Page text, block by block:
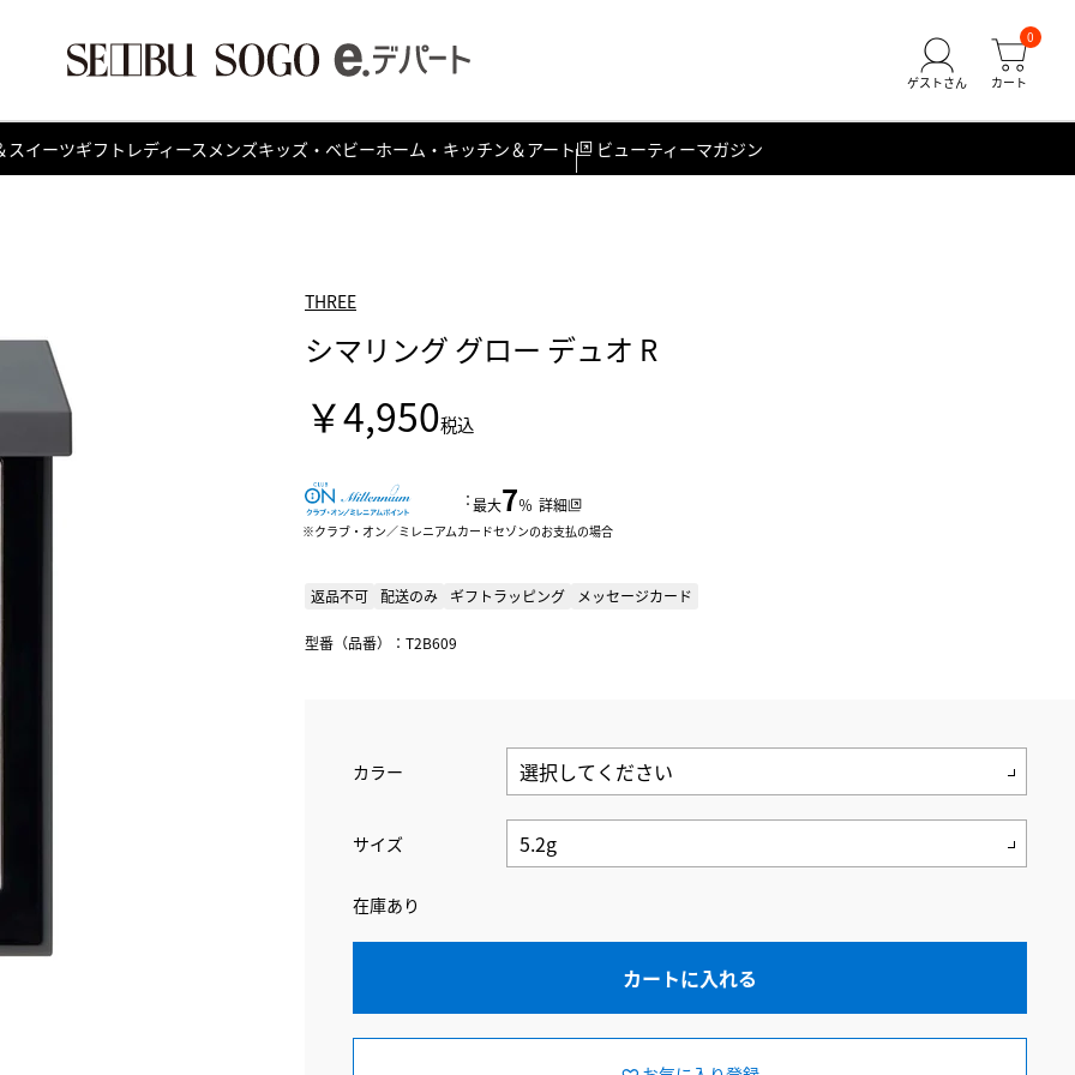
0
スイーツギフト レディース メンズキッズ・ベビーホーム・キッチン＆アート ビューティーマガジン
THREE
シマリング グロー デュオ R
￥4,950税込
：最大7％ 詳細
クラブ・オン／ミレニアムカードセゾンのお支払の場合
返品不可 配送のみ ギフトラッピング メッセージカード
型番（品番）：T2B609
カラー
サイズ
在庫あり
カートに入れる